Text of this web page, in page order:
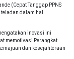
(Cepat Tanggap PPNS
dalam hal
inovasi ini
memotivasi Perangkat
dan kesejahteraan